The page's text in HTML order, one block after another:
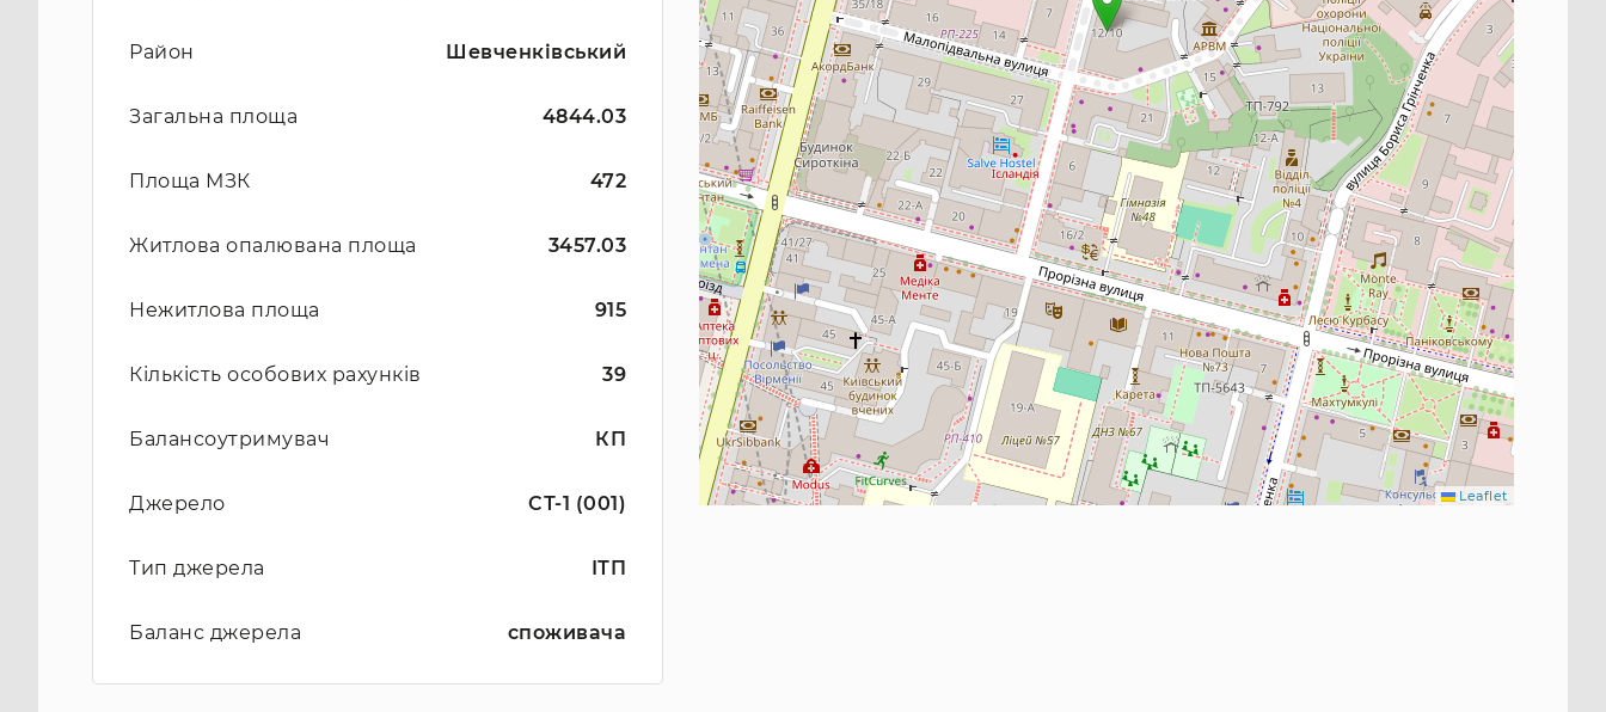
Район Шевченківський
Загальна площа 4844.03
Площа МЗК 472
Житлова опалювана площа 3457.03
Нежитлова площа 915
Кількість особових рахунків 39
Балансоутримувач КП
Джерело СТ-1 (001)
Тип джерела ІТП
Баланс джерела споживача
Leaflet